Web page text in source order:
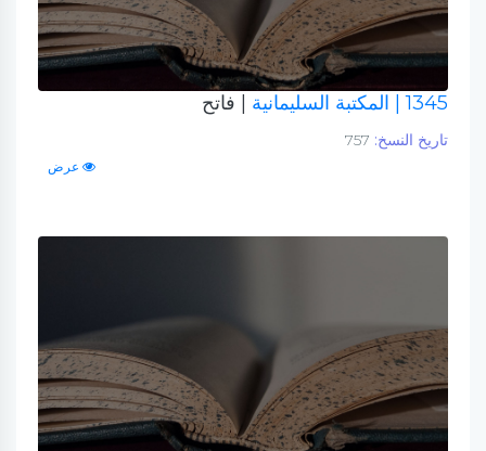
1345 | المكتبة السليمانية | فاتح
تاريخ النسخ:
عرض